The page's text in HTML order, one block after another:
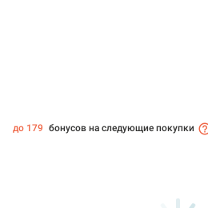
до 179 бонусов на следующие покупки